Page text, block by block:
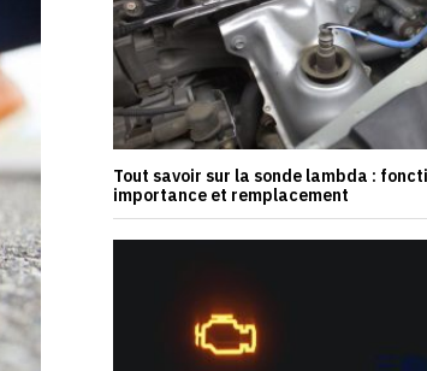
Tout savoir sur la sonde lambda :
importance et remplacement